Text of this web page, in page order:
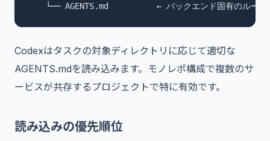
    └── AGENTS.md          ← バックエンド固有のルール
Codexはタスクの対象ディレクトリに応じて適切な
AGENTS.mdを読み込みます。モノレポ構成で複数のサ
ービスが共存するプロジェクトで特に有効です。
読み込みの優先順位